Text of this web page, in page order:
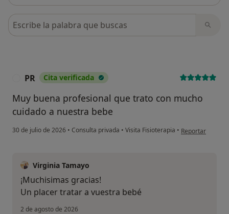
Busca en opiniones
PR Cita verificada
Muy buena profesional que trato con mucho
cuidado a nuestra bebe
30 de julio de 2026 • Consulta privada • Visita Fisioterapia • en opinión del
Reportar
Virginia Tamayo
¡Muchisimas gracias!
Un placer tratar a vuestra bebé
2 de agosto de 2026